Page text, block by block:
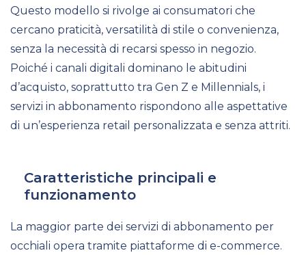
Questo modello si rivolge ai consumatori che
cercano praticità, versatilità di stile o convenienza,
senza la necessità di recarsi spesso in negozio.
Poiché i canali digitali dominano le abitudini
d’acquisto, soprattutto tra Gen Z e Millennials, i
servizi in abbonamento rispondono alle aspettative
di un’esperienza retail personalizzata e senza attriti.
Caratteristiche principali e
funzionamento
La maggior parte dei servizi di abbonamento per
occhiali opera tramite piattaforme di e-commerce.